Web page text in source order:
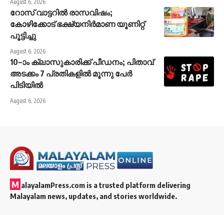
August 6, 2026
റോസ് വാട്ടറില്‍ രാസവിഷം;
കോഴിക്കോട് ഭക്ഷ്യനിര്‍മാണ യൂണിറ്റ്
പൂട്ടിച്ചു
August 6, 2026
10–ാം ക്ലാസുകാരിക്ക് പീഡനം; പിതാവ്
അടക്കം 7 പ്രതികളിൽ മൂന്നു പേർ
പിടിയിൽ
August 6, 2026
M alayalamPress.com is a trusted platform delivering
Malayalam news, updates, and stories worldwide.